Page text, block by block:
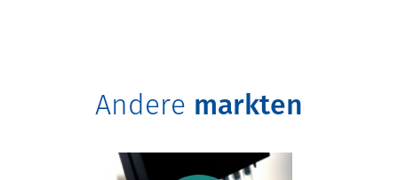
Andere markten